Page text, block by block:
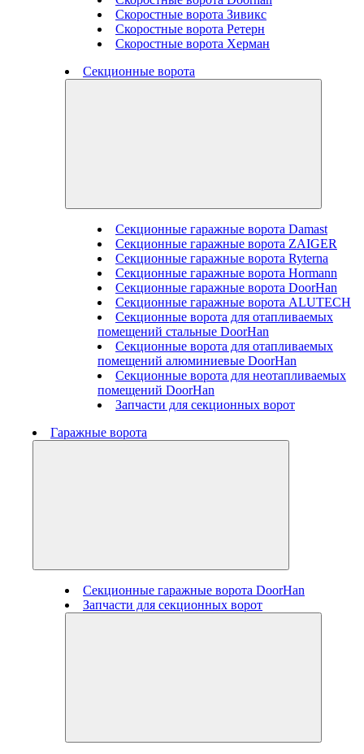
Скоростные ворота Зивикс
Скоростные ворота Ретерн
Скоростные ворота Херман
Секционные ворота
Секционные гаражные ворота Damast
Секционные гаражные ворота ZAIGER
Секционные гаражные ворота Ryterna
Секционные гаражные ворота Hormann
Секционные гаражные ворота DoorHan
Секционные гаражные ворота ALUTECH
Секционные ворота для отапливаемых
помещений стальные DoorHan
Секционные ворота для отапливаемых
помещений алюминиевые DoorHan
Секционные ворота для неотапливаемых
помещений DoorHan
Запчасти для секционных ворот
Гаражные ворота
Секционные гаражные ворота DoorHan
Запчасти для секционных ворот